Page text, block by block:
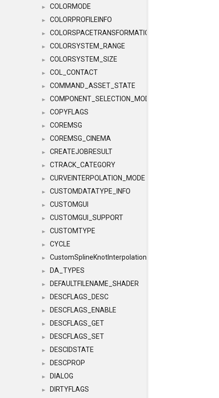
► COLORMODE
► COLORPROFILEINFO
► COLORSPACETRANSFORMATION
► COLORSYSTEM_RANGE
► COLORSYSTEM_SIZE
► COL_CONTACT
► COMMAND_ASSET_STATE
► COMPONENT_SELECTION_MODES
► COPYFLAGS
► COREMSG
► COREMSG_CINEMA
► CREATEJOBRESULT
► CTRACK_CATEGORY
► CURVEINTERPOLATION_MODE
► CUSTOMDATATYPE_INFO
► CUSTOMGUI
► CUSTOMGUI_SUPPORT
► CUSTOMTYPE
► CYCLE
► CustomSplineKnotInterpolation
► DA_TYPES
► DEFAULTFILENAME_SHADER
► DESCFLAGS_DESC
► DESCFLAGS_ENABLE
► DESCFLAGS_GET
► DESCFLAGS_SET
► DESCIDSTATE
► DESCPROP
► DIALOG
► DIRTYFLAGS